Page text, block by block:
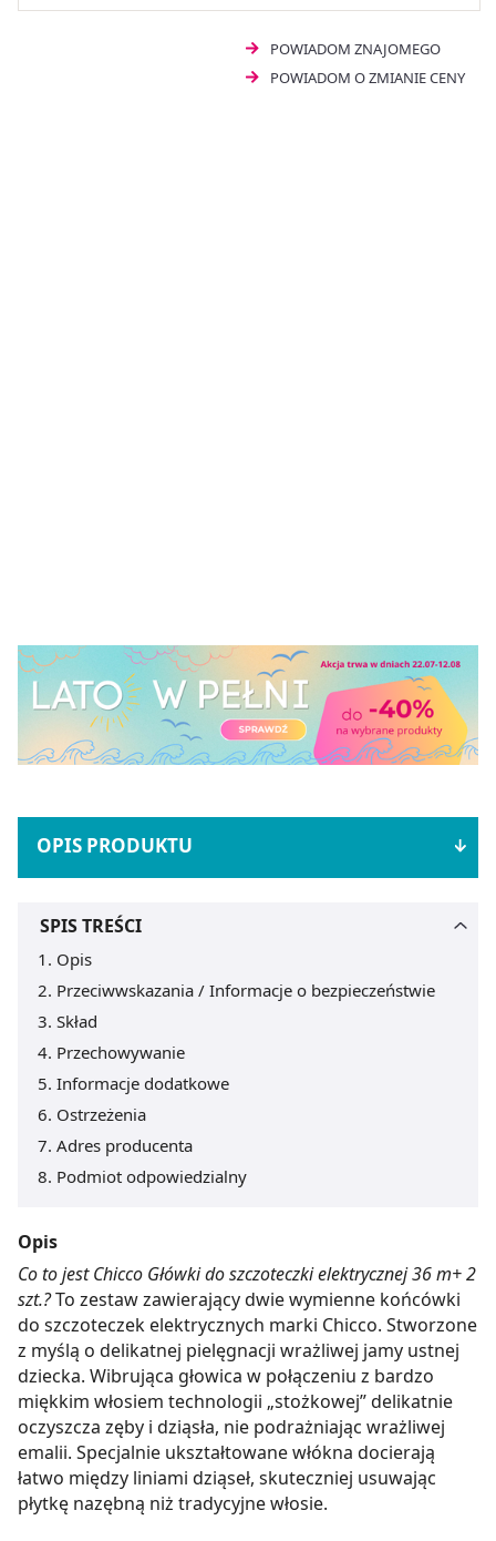
POWIADOM ZNAJOMEGO
POWIADOM O ZMIANIE CENY
OPIS PRODUKTU
SPIS TREŚCI
Opis
Przeciwwskazania / Informacje o bezpieczeństwie
Skład
Przechowywanie
Informacje dodatkowe
Ostrzeżenia
Adres producenta
Podmiot odpowiedzialny
Opis
Co to jest Chicco Główki do szczoteczki elektrycznej 36 m+ 2
szt.?To zestaw zawierający dwie wymienne końcówki
do szczoteczek elektrycznych marki Chicco. Stworzone
z myślą o delikatnej pielęgnacji wrażliwej jamy ustnej
dziecka. Wibrująca głowica w połączeniu z bardzo
miękkim włosiem technologii „stożkowej” delikatnie
oczyszcza zęby i dziąsła, nie podrażniając wrażliwej
emalii. Specjalnie ukształtowane włókna docierają
łatwo między liniami dziąseł, skuteczniej usuwając
płytkę nazębną niż tradycyjne włosie.